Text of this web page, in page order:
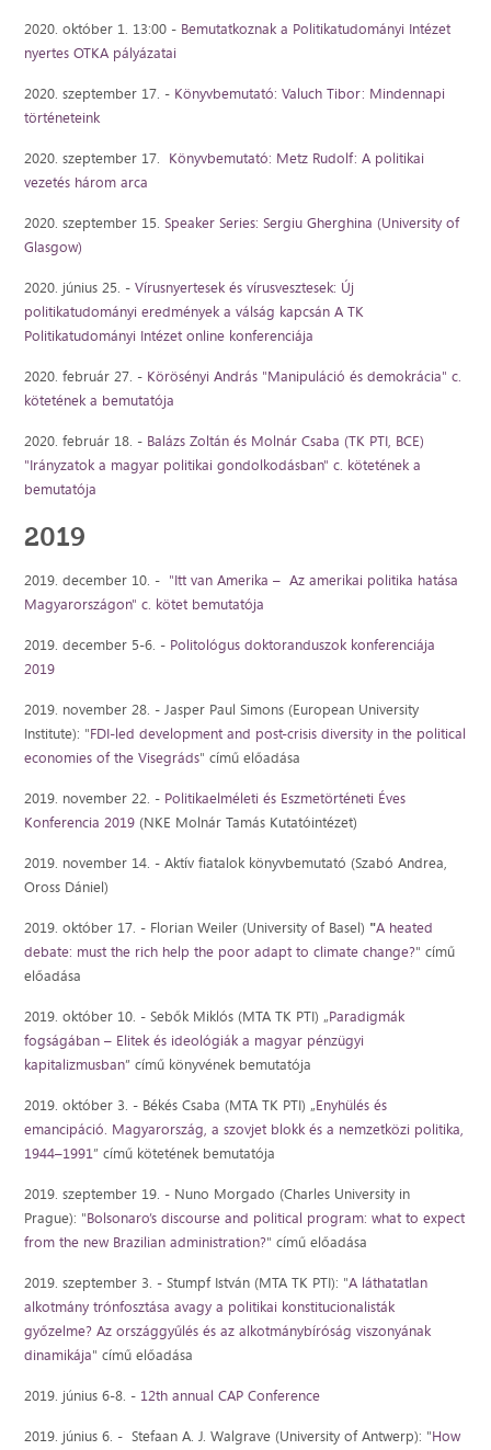
2020. október 1. 13:00 - Bemutatkoznak a Politikatudományi Intézet
nyertes OTKA pályázatai
2020. szeptember 17. - Könyvbemutató: Valuch Tibor: Mindennapi
történeteink
2020. szeptember 17. Könyvbemutató: Metz Rudolf: A politikai
vezetés három arca
2020. szeptember 15.Speaker Series: Sergiu Gherghina (University of
Glasgow)
2020. június 25. - Vírusnyertesek és vírusvesztesek: Új
politikatudományi eredmények a válság kapcsán A TK
Politikatudományi Intézet online konferenciája
2020. február 27. - Körösényi András "Manipuláció és demokrácia" c.
kötetének a bemutatója
2020. február 18. - Balázs Zoltán és Molnár Csaba (TK PTI, BCE)
"Irányzatok a magyar politikai gondolkodásban" c. kötetének a
bemutatója
2019
2019. december 10. - "Itt van Amerika – Az amerikai politika hatása
Magyarországon" c. kötet bemutatója
2019. december 5-6. - Politológus doktoranduszok konferenciája
2019
2019. november 28. - Jasper Paul Simons (European University
Institute): "FDI-led development and post-crisis diversity in the political
economies of the Visegráds" című előadása
2019. november 22. - Politikaelméleti és Eszmetörténeti Éves
Konferencia 2019 (NKE Molnár Tamás Kutatóintézet)
2019. november 14. - Aktív fiatalok könyvbemutató (Szabó Andrea,
Oross Dániel)
2019. október 17. - Florian Weiler (University of Basel) "A heated
debate: must the rich help the poor adapt to climate change?" című
előadása
2019. október 10. - Sebők Miklós (MTA TK PTI) „Paradigmák
fogságában – Elitek és ideológiák a magyar pénzügyi
kapitalizmusban” című könyvének bemutatója
2019. október 3. - Békés Csaba (MTA TK PTI) „Enyhülés és
emancipáció. Magyarország, a szovjet blokk és a nemzetközi politika,
1944–1991” című kötetének bemutatója
2019. szeptember 19. - Nuno Morgado (Charles University in
Prague): "Bolsonaro’s discourse and political program: what to expect
from the new Brazilian administration?" című előadása
2019. szeptember 3. - Stumpf István (MTA TK PTI): "A láthatatlan
alkotmány trónfosztása avagy a politikai konstitucionalisták
győzelme? Az országgyűlés és az alkotmánybíróság viszonyának
dinamikája" című előadása
2019. június 6-8. - 12th annual CAP Conference
2019. június 6. - Stefaan A. J. Walgrave (University of Antwerp): "How